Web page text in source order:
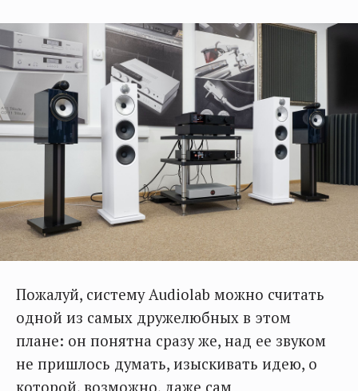
Пожалуй, систему Audiolab можно считать
одной из самых дружелюбных в этом
плане: он понятна сразу же, над ее звуком
не пришлось думать, изыскивать идею, о